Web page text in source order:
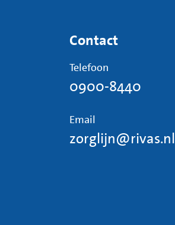
Contact
Telefoon
0900-8440
Email
zorglijn@rivas.nl